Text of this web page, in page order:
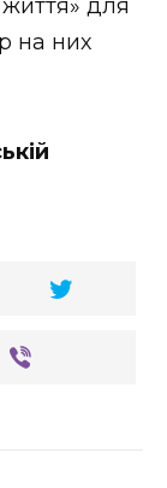
для
на них